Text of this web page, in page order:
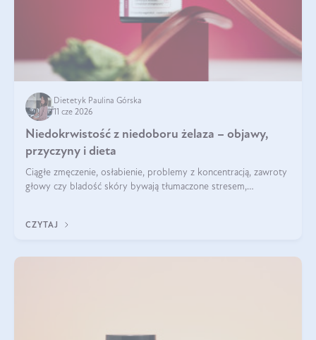
Dietetyk Paulina Górska
11 cze 2026
Niedokrwistość z niedoboru żelaza – objawy,
przyczyny i dieta
Ciągłe zmęczenie, osłabienie, problemy z koncentracją, zawroty
głowy czy bladość skóry bywają tłumaczone stresem,
CZYTAJ